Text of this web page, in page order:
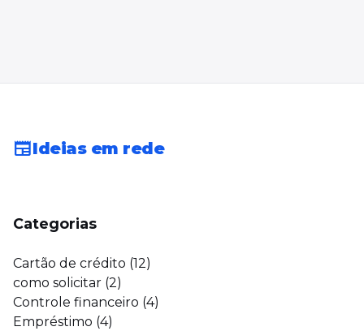
newspaperIdeias em rede
Categorias
Cartão de crédito (12)
como solicitar (2)
Controle financeiro (4)
Empréstimo (4)